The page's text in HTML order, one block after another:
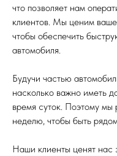
что позволяет нам
клиентов. Мы ценим
чтобы обеспечить
автомобиля.
Будучи частью
насколько важно иметь
время суток. Поэтому мы
неделю, чтобы быть
Наши клиенты ценят нас